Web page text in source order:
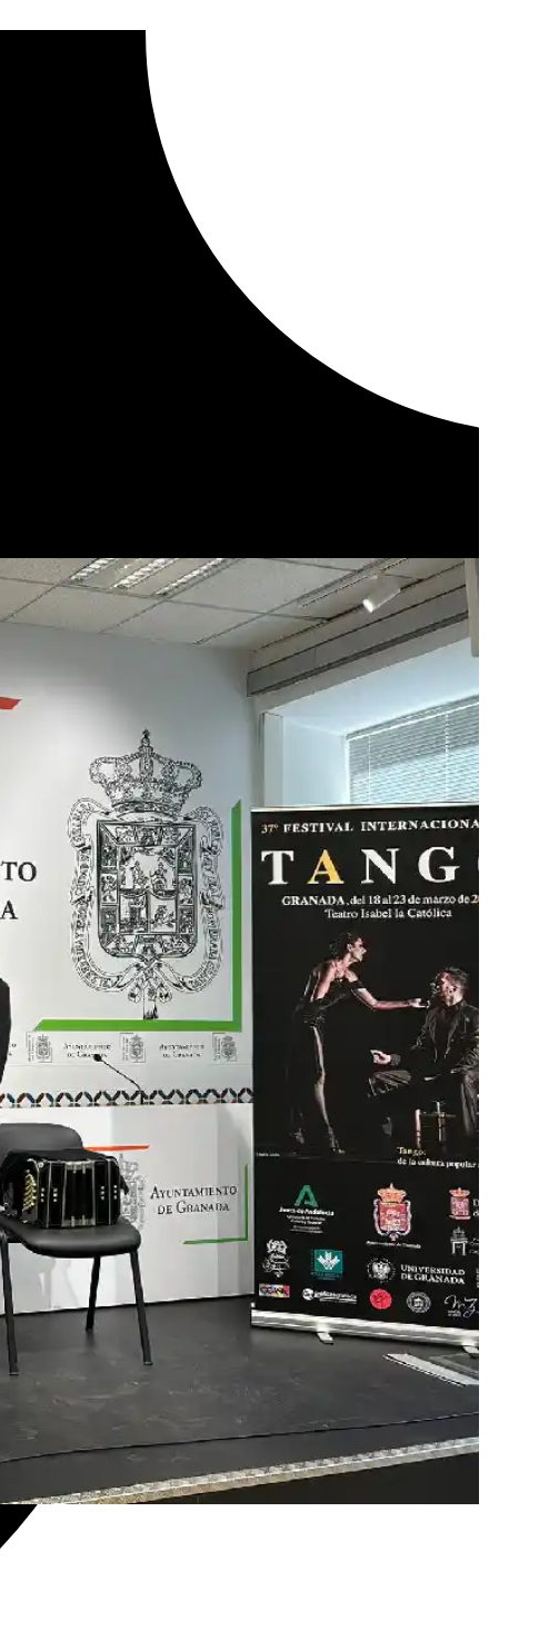
aterriza en